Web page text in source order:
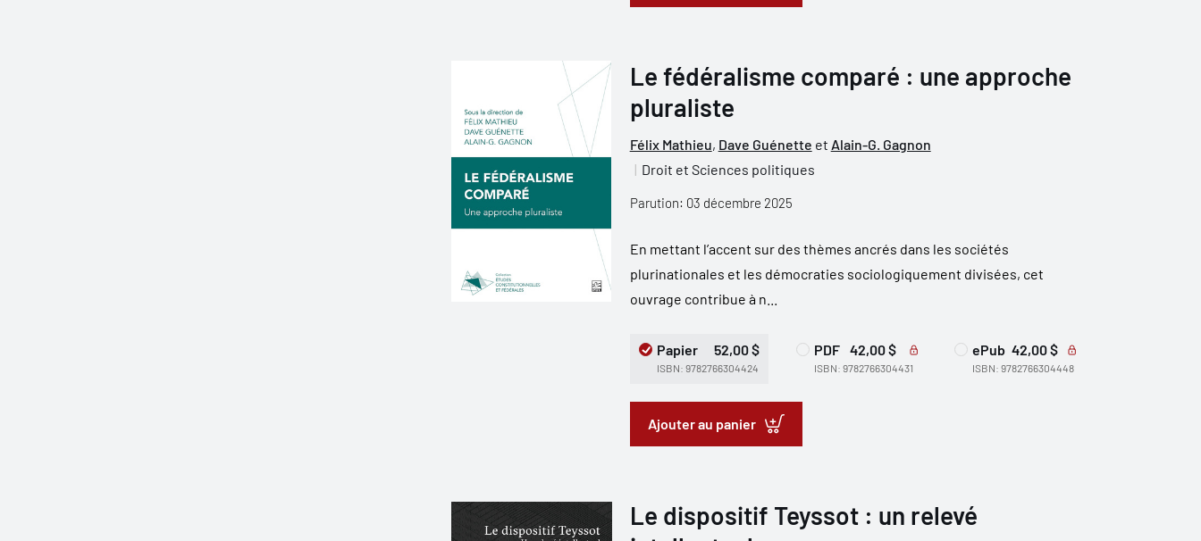
Le fédéralisme comparé : une approche
pluraliste
Félix Mathieu, Dave Guénette et Alain-G. Gagnon
Droit et Sciences politiques
Parution: 03 décembre 2025
En mettant l’accent sur des thèmes ancrés dans les sociétés
plurinationales et les démocraties sociologiquement divisées, cet
ouvrage contribue à n...
Papier 52,00 $
ISBN: 9782766304424
PDF 42,00 $
ISBN: 9782766304431
ePub 42,00 $
ISBN: 9782766304448
Ajouter au panier
Le dispositif Teyssot : un relevé